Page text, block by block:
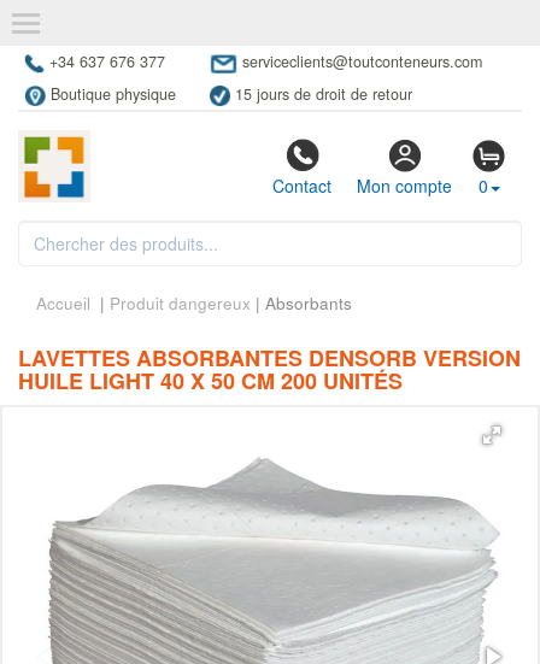
+34 637 676 377
serviceclients@toutconteneurs.com
Boutique physique
15 jours de droit de retour
Contact Mon compte 0
Accueil | Produit dangereux | Absorbants
LAVETTES ABSORBANTES DENSORB VERSION
HUILE LIGHT 40 X 50 CM 200 UNITÉS